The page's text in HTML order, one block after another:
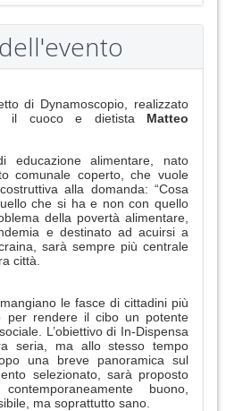
di Dynamoscopio, realizzato
il cuoco e dietista Matteo
educazione alimentare, nato
comunale coperto, che vuole
alla domanda: “Cosa
che si ha e non con quello
della povertà alimentare,
e destinato ad acuirsi a
sarà sempre più centrale
città.
le fasce di cittadini più
per rendere il cibo un potente
L’obiettivo di In-Dispensa
seria, ma allo stesso tempo
una breve panoramica sul
selezionato, sarà proposto
buono,
ma soprattutto sano.